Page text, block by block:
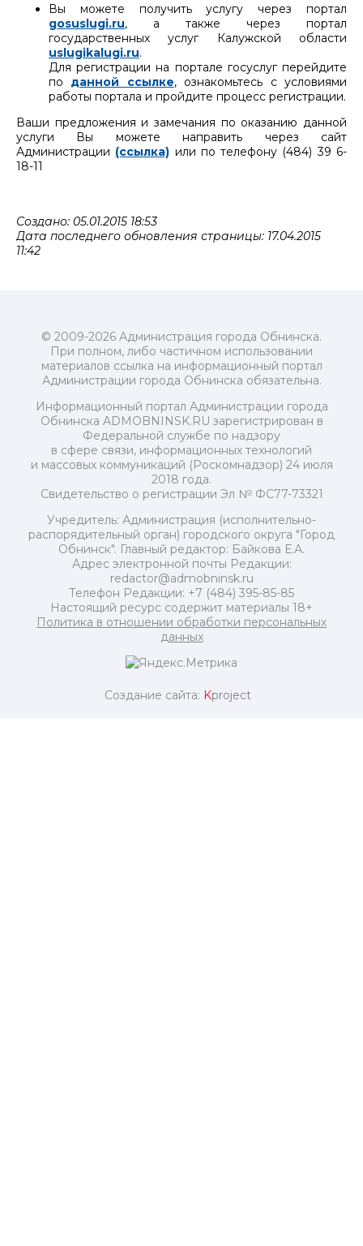
Вы можете получить услугу через портал
gosuslugi.ru, а также через портал
государственных услуг Калужской области
uslugikalugi.ru.
Для регистрации на портале госуслуг перейдите
по данной ссылке, ознакомьтесь с условиями
работы портала и пройдите процесс регистрации.
Ваши предложения и замечания по оказанию данной
услуги Вы можете направить через сайт
Администрации (ссылка) или по телефону (484) 39 6-
18-11
Создано: 05.01.2015 18:53
Дата последнего обновления страницы: 17.04.2015
11:42
© 2009-2026 Администрация города Обнинска.
При полном, либо частичном использовании
материалов ссылка на информационный портал
Администрации города Обнинска обязательна.
Информационный портал Администрации города
Обнинска ADMOBNINSK.RU зарегистрирован в
Федеральной службе по надзору
в сфере связи, информационных технологий
и массовых коммуникаций (Роскомнадзор) 24 июля
2018 года.
Свидетельство о регистрации Эл № ФС77-73321
Учредитель: Администрация (исполнительно-
распорядительный орган) городского округа "Город
Обнинск". Главный редактор: Байкова Е.А.
Адрес электронной почты Редакции:
redactor@admobninsk.ru
Телефон Редакции: +7 (484) 395-85-85
Настоящий ресурс содержит материалы 18+
Политика в отношении обработки персональных
данных
Создание сайта: Kproject